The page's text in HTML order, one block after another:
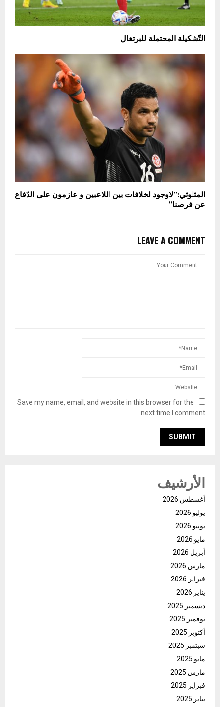
التّشكيلة المحتملة للبرتغال
المثلوثي:”لاوجود لخلافات بين اللاعبين و عازمون على الدّفاع
عن فرصنا”
LEAVE A COMMENT
Save my name, email, and website in this browser for the
next time I comment.
الأرشيف
أغسطس 2026
يوليو 2026
يونيو 2026
مايو 2026
أبريل 2026
مارس 2026
فبراير 2026
يناير 2026
ديسمبر 2025
نوفمبر 2025
أكتوبر 2025
سبتمبر 2025
مايو 2025
مارس 2025
فبراير 2025
يناير 2025